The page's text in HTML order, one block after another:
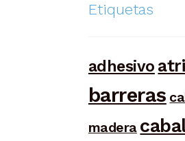
Etiquetas
adhesivo
barreras
madera